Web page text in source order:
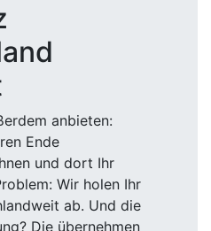
anbieten:
Ende
und dort Ihr
Wir holen Ihr
ab. Und die
Die übernehmen